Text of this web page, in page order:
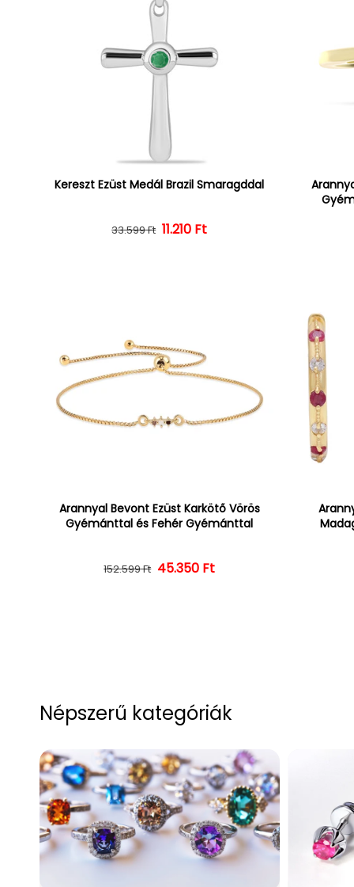
Kereszt Ezüst Medál Brazil Smaragddal
Normál ár
33.599 Ft Kedvezményes ár
11.210 Ft
Arannyal Bevont Ezüst Karkötő Vörös
Gyémánttal és Fehér Gyémánttal
Normál ár
152.599 Ft Kedvezményes ár
45.350 Ft
Népszerű kategóriák